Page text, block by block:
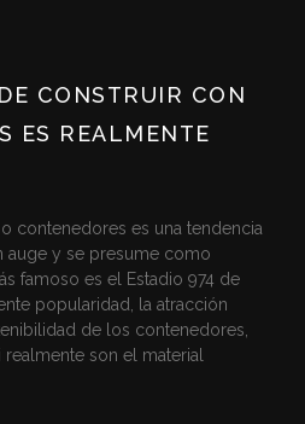
CONSTRUIR CON
ES REALMENTE
contenedores es una tendencia
auge y se presume como
famoso es el Estadio 974 de
popularidad, la atracción
de los contenedores,
son el material